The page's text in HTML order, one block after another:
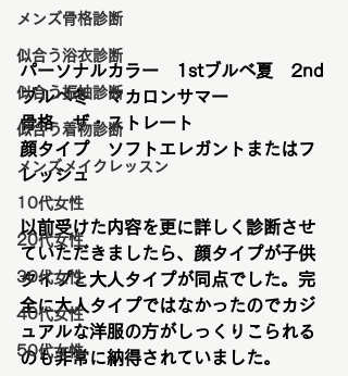
メンズ骨格診断
似合う浴衣診断
似合う振袖診断
似合う着物診断
メンズメイクレッスン
10代女性
20代女性
30代女性
40代女性
50代女性
パーソナルカラー　1stブルベ夏　2nd
ブルベ冬　マカロンサマー
骨格　ザ・ストレート
顔タイプ　ソフトエレガントまたはフ
レッシュ
以前受けた内容を更に詳しく診断させ
ていただきましたら、顔タイプが子供
タイプと大人タイプが同点でした。完
全に大人タイプではなかったのでカジ
ュアルな洋服の方がしっくりこられる
のも非常に納得されていました。